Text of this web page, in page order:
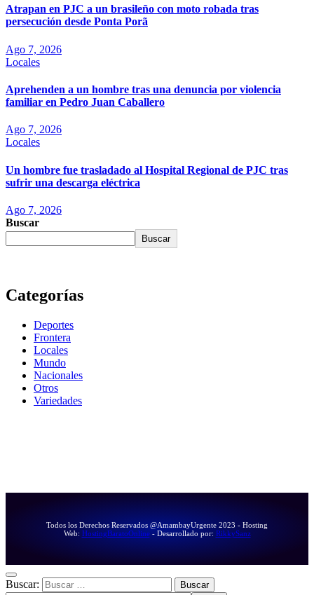
Atrapan en PJC a un brasileño con moto robada tras
persecución desde Ponta Porã
Ago 7, 2026
Locales
Aprehenden a un hombre tras una denuncia por violencia
familiar en Pedro Juan Caballero
Ago 7, 2026
Locales
Un hombre fue trasladado al Hospital Regional de PJC tras
sufrir una descarga eléctrica
Ago 7, 2026
Buscar
Buscar
Categorías
Deportes
Frontera
Locales
Mundo
Nacionales
Otros
Variedades
Todos los Derechos Reservados @AmambayUrgente 2023 - Hosting
Web: HostingBaratoOnline- Desarrollado por: RikkySanz
Buscar: